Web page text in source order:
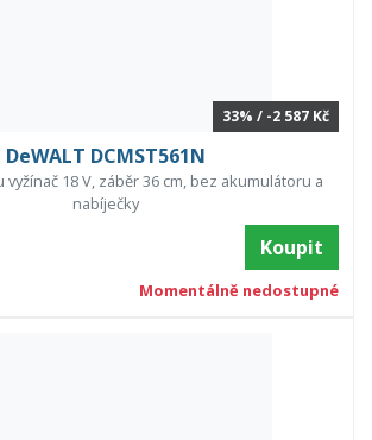
33% / -2 587 Kč
DeWALT DCMST561N
vyžínač 18 V, záběr 36 cm, bez akumulátoru a
nabíječky
Koupit
Momentálně nedostupné